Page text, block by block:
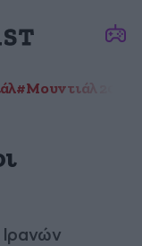
#Μουντιάλ 2026